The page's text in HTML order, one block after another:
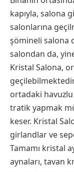
kapıyla, salona
salonlarına
şömineli salona
salondan da,
Kristal Salona,
ortadaki
tratik yapmak
keser. Kristal
girlandlar ve
Tamamı kristal
aynaları, tavan